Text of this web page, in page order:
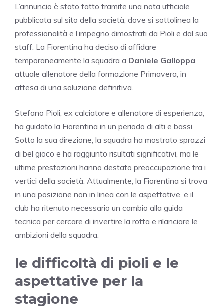
L’annuncio è stato fatto tramite una nota ufficiale
pubblicata sul sito della società, dove si sottolinea la
professionalità e l’impegno dimostrati da Pioli e dal suo
staff. La Fiorentina ha deciso di affidare
temporaneamente la squadra a Daniele Galloppa
attuale allenatore della formazione Primavera, in
attesa di una soluzione definitiva.
Stefano Pioli, ex calciatore e allenatore di esperienza,
ha guidato la Fiorentina in un periodo di alti e bassi.
Sotto la sua direzione, la squadra ha mostrato sprazzi
di bel gioco e ha raggiunto risultati significativi, ma le
ultime prestazioni hanno destato preoccupazione tra i
vertici della società. Attualmente, la Fiorentina si trova
in una posizione non in linea con le aspettative, e il
club ha ritenuto necessario un cambio alla guida
tecnica per cercare di invertire la rotta e rilanciare le
ambizioni della squadra.
le difficoltà di pioli e le
aspettative per la
stagione